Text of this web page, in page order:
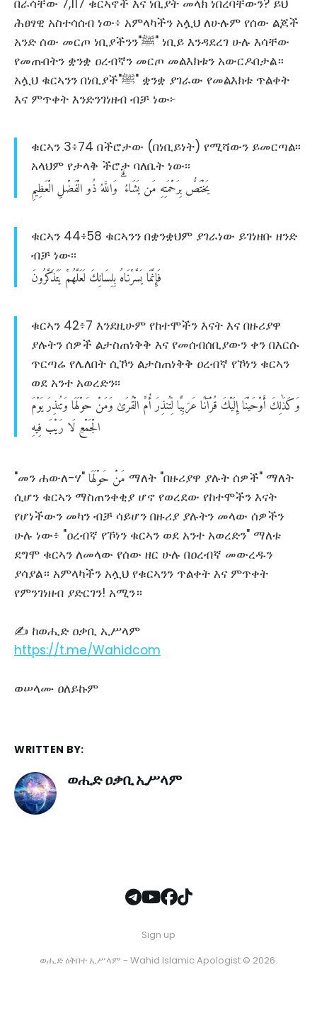
ሕፀፃዊ አስተሳሰብ ነው፥ አምላካችን አሏህ ለሁሉም የሰው ልጆች
አንድ ሰው መርጦ ነቢያችንን"ﷺ" ነቢይ እንዳደረገ ሁሉ እሳቸው
የመጡበትን ቋንቋ ዐረብኛን መርጦ መልእክቱን አውርዶበታል።
አሏህ ቁርኣንን በነቢያች"ﷺ" ቋንቋ ያገራው የመልእክቱ ጥልቀት
እና ምጥቀት እንድንገነዘብ ብቻ ነው፦
ቁርኣን 3፥74 በችሮታው (በነቢይነት) የሚሻውን ይመርጣል፡፡
አላህም የታላቅ ችሮታ ባለቤት ነው፡፡
يَخْتَصُّبِرَحْمَتِهِمَنيَشَاءُ وَاللَّهُذُوالْفَضْلِالْعَظِيمِ
ቁርኣን 44፥58 ቁርኣንን በቋንቋህም ያገራነው ይገነዘቡ ዘንድ
ብቻ ነው፡፡
فَإِنَّمَايَسَّرْنَاهُبِلِسَانِكَلَعَلَّهُمْيَتَذَكَّرُونَ
ቁርኣን 42፥7 እንደዚሁም የከተሞችን እናት እና በዙሪያዋ
ያሉትን ሰዎች ልታስጠነቅቅ እና የመሰብሰቢያውን ቀን በእርሱ
ጥርጣሬ የሌለበት ሲኾን ልታስጠነቅቅ ዐረብኛ የኾነን ቁርኣን
ወደ አንተ አወረድን፡፡
وَكَذَٰلِكَأَوْحَيْنَاإِلَيْكَقُرْآنًاعَرَبِيًّالِّتُنذِرَأُمَّالْقُرَىٰوَمَنْحَوْلَهَاوَتُنذِرَيَوْمَ
الْجَمْعِلَارَيْبَفِيهِ
"መን ሐውለ-ሃ" مَنْحَوْلَهَا
ማለት "በዙሪያዋ ያሉት ሰዎች" ማለት
ሲሆን ቁርኣን ማስጠንቀቂያ ሆኖ የወረደው የከተሞችን እናት
የሆነችውን መካን ብቻ ሳይሆን በዙሪያ ያሉትን መላው ሰዎችን
ሁሉ ነው፥ "ዐረብኛ የኾነን ቁርኣን ወደ አንተ አወረድን" ማለቱ
ደግሞ ቁርኣን ለመላው የሰው ዘር ሁሉ በዐረብኛ መውረዱን
ያሳያል። አምላካችን አሏህ የቁርኣንን ጥልቀት እና ምጥቀት
የምንገነዘብ ያድርገን! አሚን።
✍ ከወሒድ ዐቃቢ ኢሥላም
https://t.me/Wahidcom
ወሠላሙ ዐለይኩም
WRITTEN BY:
ወሒድ ዐቃቢ ኢሥላም
Sign up
ወሒድ ዕቅበተ ኢሥላም - Wahid Islamic Apologist © 2026.